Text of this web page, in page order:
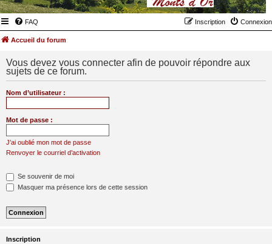
FAQ Connexion
Inscription
Accueil du forum
Vous devez vous connecter afin de pouvoir répondre aux
sujets de ce forum.
Nom d’utilisateur :
Mot de passe :
J’ai oublié mon mot de passe
Renvoyer le courriel d’activation
Se souvenir de moi
Masquer ma présence lors de cette session
Inscription